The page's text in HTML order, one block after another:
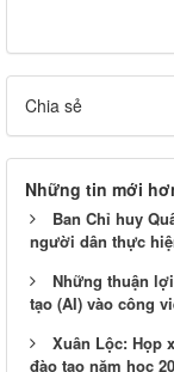
Chia sẻ
Những tin mới
Ban Chỉ huy
người dân thực
Những thuận
tạo (AI) vào công
Xuân Lộc: Họp
đào tạo năm học